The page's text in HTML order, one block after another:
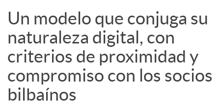
Un modelo que conjuga su
naturaleza digital, con
criterios de proximidad y
compromiso con los socios
bilbaínos